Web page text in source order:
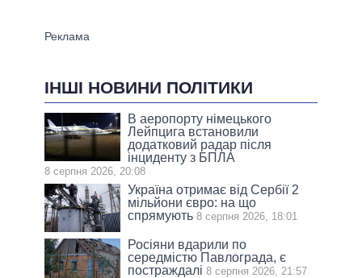
ІНШІ НОВИНИ ПОЛІТИКИ
В аеропорту німецького
Лейпцига встановили
додатковий радар після
інциденту з БПЛА
8 серпня 2026, 20:08
Україна отримає від Сербії 2
мільйони євро: на що
спрямують 8 серпня 2026, 18:01
Росіяни вдарили по
середмістю Павлограда, є
постраждалі 8 серпня 2026, 21:57